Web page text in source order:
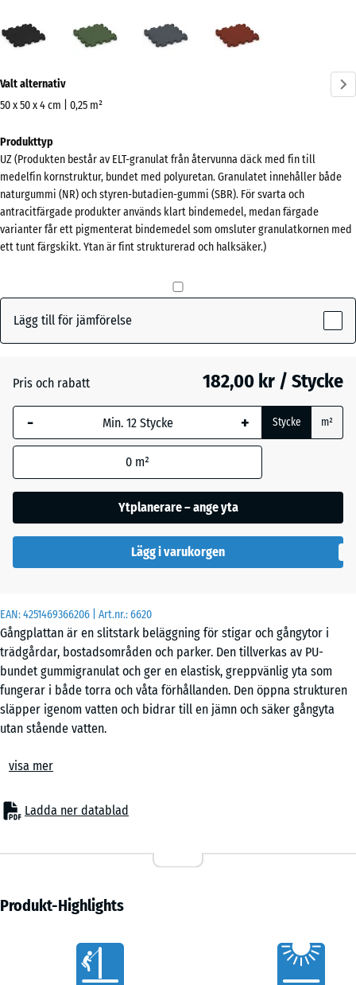
EAN:4251469366206 | Art.nr.:6620
Gångplattan är en slitstark beläggning för stigar och gångytor i
trädgårdar, bostadsområden och parker. Den tillverkas av PU-
bundet gummigranulat och ger en elastisk, greppvänlig yta som
fungerar i både torra och våta förhållanden. Den öppna strukturen
släpper igenom vatten och bidrar till en jämn och säker gångyta
utan stående vatten.
Plattorna har pusselkoppling på alla sidor och sätts samman utan
beroende på yta och önskat utseende. Förbindningen håller
plattorna på plats, men kan vid behov enkelt tas isär. Enskilda
eller asfalt. Även läggning på grusbädd eller plastbaserade
gräsarmeringssystem är möjlig. Någon fast förankring krävs inte
Vattengenomsläpplig yta
visa mer
Ladda ner datablad
(active)
information
om
Visa
färgpalett
Antracit(active)
Skiffergrå + 5,00 kr
Tegelröd + 5,00 kr
Valt alternativ
50 x 50 x 4 cm | 0,25 m²
för
frakt
540
x
540
x
Den valda måtten med
(om inte annat anges i
produktinformationen).
x
x 4
|
0,25
50
x
50
x 3
cm
|
0,25
- 41,00 kr
Produkttyp
UZ (Produkten består av ELT-granulat från återvunna däck med fin till
medelfin kornstruktur, bundet med polyuretan. Granulatet innehåller både
naturgummi (NR) och styren-butadien-gummi (SBR). För svarta och
antracitfärgade produkter används klart bindemedel, medan färgade
varianter får ett pigmenterat bindemedel som omsluter granulatkornen med
ett tunt färgskikt. Ytan är fint strukturerad och halksäker.)
Lägg till för jämförelse
Pris och rabatt 182,00 kr / Stycke
- + Stycke m²
0 m²
Ytplanerare – ange yta
Lägg i varukorgen
Produkt-Highlights